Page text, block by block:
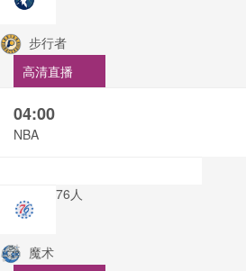
步行者
高清直播
04:00
NBA
76人
魔术